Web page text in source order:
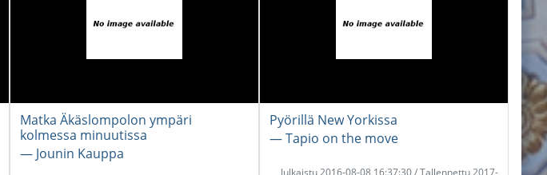
Matka Äkäslompolon ympäri
kolmessa minuutissa
― Jounin Kauppa
Pyörillä New Yorkissa
― Tapio on the move